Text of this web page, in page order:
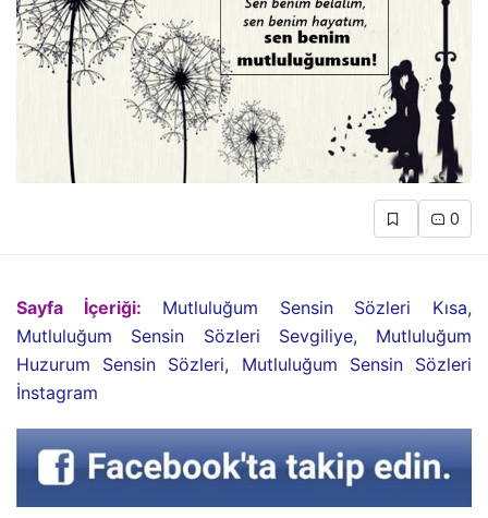
0
Sayfa İçeriği: Mutluluğum Sensin Sözleri Kısa,
Mutluluğum Sensin Sözleri Sevgiliye, Mutluluğum
Huzurum Sensin Sözleri, Mutluluğum Sensin Sözleri
İnstagram